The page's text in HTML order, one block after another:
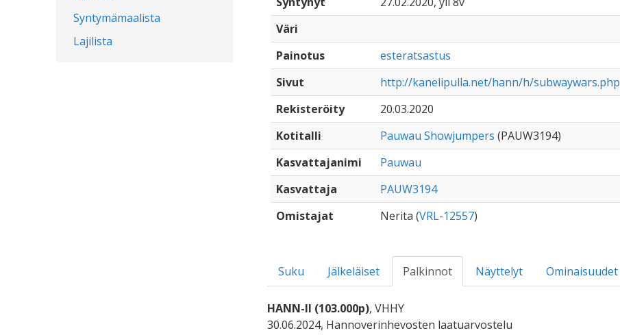
Syntymämaalista
Lajilista
Väri
Painotus
esteratsastus
Sivut
http://kanelipulla.net/hann/h/subwaywars.php
Rekisteröity
20.03.2020
Kotitalli
Pauwau Showjumpers (PAUW3194)
Kasvattajanimi
Pauwau
Kasvattaja
PAUW3194
Omistajat
Nerita (VRL-12557)
Suku Jälkeläiset Palkinnot Näyttelyt Ominaisuudet
HANN-II (103.000p), VHHY
30.06.2024, Hannoverinhevosten laatuarvostelu